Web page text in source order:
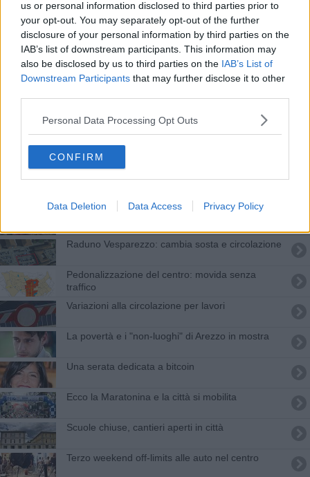
us or personal information disclosed to third parties prior to
your opt-out. You may separately opt-out of the further
disclosure of your personal information by third parties on the
IAB’s list of downstream participants. This information may
also be disclosed by us to third parties on the IAB’s List of
Downstream Participants that may further disclose it to other
Personal Data Processing Opt Outs
CONFIRM
Data Deletion Data Access Privacy Policy
Lavori, occhio alla circolazione in alcune strade
Rifacimento segnaletica, occhio ai divieti
Strade, San Lorentino e San Clemente si
collegano
Un mazzo di rose in ricordo di Norma Cossetto
In città un nuovo fontanello pubblico dell'acqua
Circolazione, ad Arezzo weekend da bollino rosso
​Raduno Vesparezzo: cambia sosta e circolazione
Pedonalizzazione del centro: movida senza
traffico
Variazioni alla circolazione per lavori
La povertà e i "non-luoghi" di Arezzo in mostra
Una serata dedicata a bitcoin
Ecco la Maratonina e la città si mobilita
Scuole chiuse, cantieri aperti in città
Terzo weekend off-limits alle auto nel centro